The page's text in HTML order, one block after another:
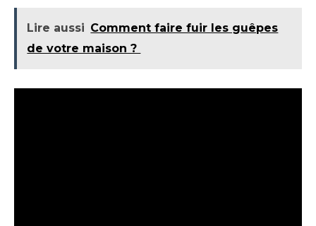
Lire aussi Comment faire fuir les guêpes
de votre maison ?